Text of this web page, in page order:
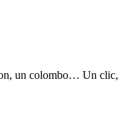
un colombo… Un clic,